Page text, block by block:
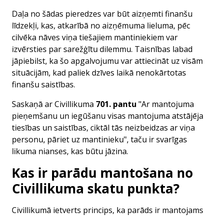
Daļa no šādas pieredzes var būt aizņemti finanšu
līdzekļi, kas, atkarībā no aizņēmuma lieluma, pēc
cilvēka nāves viņa tiešajiem mantiniekiem var
izvērsties par sarežģītu dilemmu. Taisnības labad
jāpiebilst, ka šo apgalvojumu var attiecināt uz visām
situācijām, kad paliek dzīves laikā nenokārtotas
finanšu saistības.
Saskaņā ar Civillikuma 701. pantu "Ar mantojuma
pieņemšanu un iegūšanu visas mantojuma atstājēja
tiesības un saistības, ciktāl tās neizbeidzas ar viņa
personu, pāriet uz mantinieku", taču ir svarīgas
likuma nianses, kas būtu jāzina.
Kas ir parādu mantošana no
Civillikuma skatu punkta?
Civillikumā ietverts princips, ka parāds ir mantojams